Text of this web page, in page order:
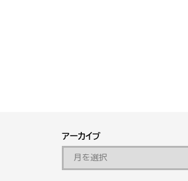
アーカイブ